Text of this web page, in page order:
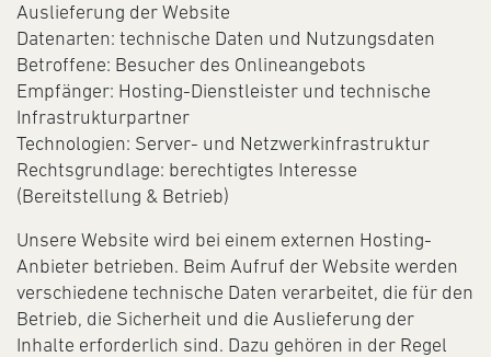
Auslieferung der Website
Datenarten: technische Daten und Nutzungsdaten
Betroffene: Besucher des Onlineangebots
Empfänger: Hosting-Dienstleister und technische
Infrastrukturpartner
Technologien: Server- und Netzwerkinfrastruktur
Rechtsgrundlage: berechtigtes Interesse
(Bereitstellung & Betrieb)
Unsere Website wird bei einem externen Hosting-
Anbieter betrieben. Beim Aufruf der Website werden
verschiedene technische Daten verarbeitet, die für den
Betrieb, die Sicherheit und die Auslieferung der
Inhalte erforderlich sind. Dazu gehören in der Regel